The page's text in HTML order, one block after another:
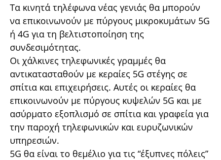
Τα κινητά τηλέφωνα νέας γενιάς θα μπορούν
να επικοινωνούν με πύργους μικροκυμάτων 5G
ή 4G για τη βελτιστοποίηση της
συνδεσιμότητας.
Οι χάλκινες τηλεφωνικές γραμμές θα
αντικατασταθούν με κεραίες 5G στέγης σε
σπίτια και επιχειρήσεις. Αυτές οι κεραίες θα
επικοινωνούν με πύργους κυψελών 5G και με
ασύρματο εξοπλισμό σε σπίτια και γραφεία για
την παροχή τηλεφωνικών και ευρυζωνικών
υπηρεσιών.
5G θα είναι το θεμέλιο για τις “έξυπνες πόλεις”